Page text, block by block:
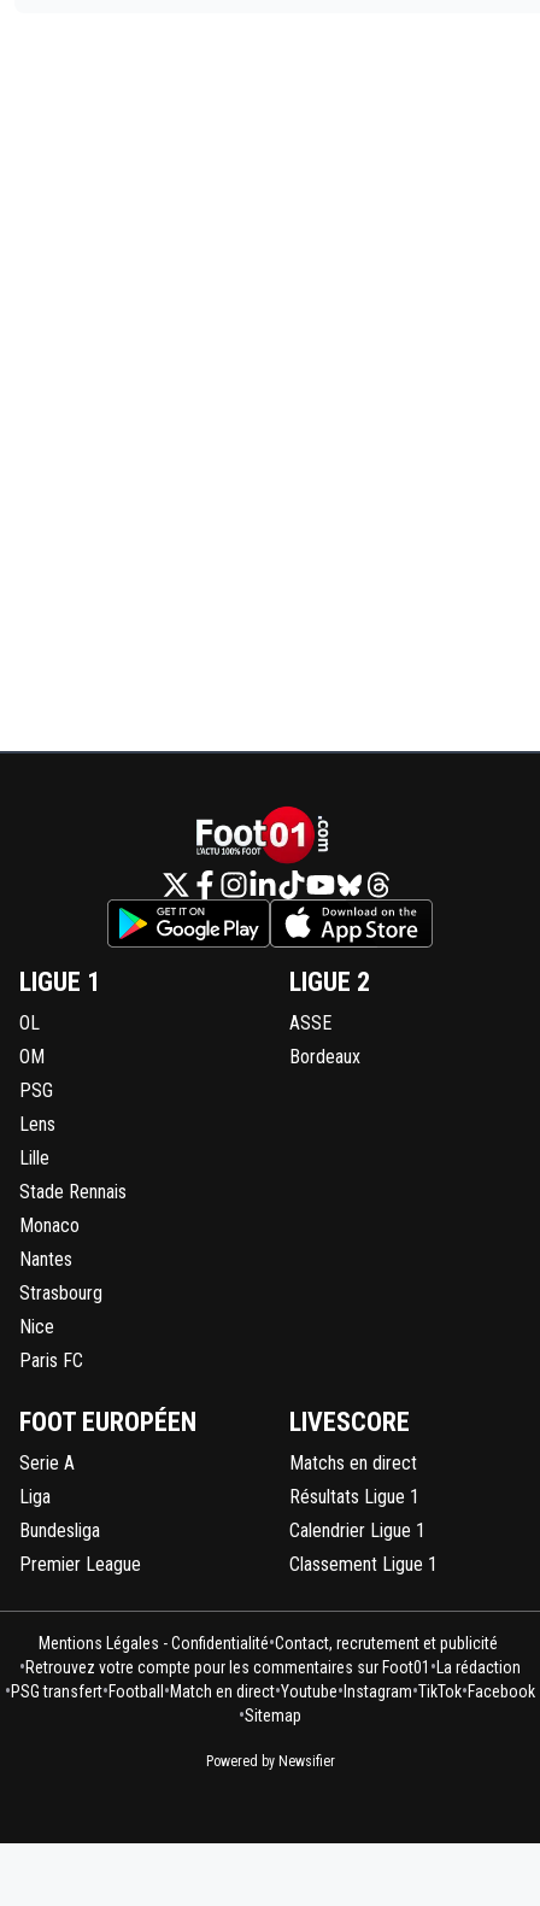
LIGUE 1
OL
OM
PSG
Lens
Lille
Stade Rennais
Monaco
Nantes
Strasbourg
Nice
Paris FC
LIGUE 2
ASSE
Bordeaux
FOOT EUROPÉEN
Serie A
Liga
Bundesliga
Premier League
LIVESCORE
Matchs en direct
Résultats Ligue 1
Calendrier Ligue 1
Classement Ligue 1
Mentions Légales - Confidentialité•Contact, recrutement et publicité
•Retrouvez votre compte pour les commentaires sur Foot01 • La rédaction
•PSG transfert•Football •Match en direct•Youtube• Instagram•TikTok•Facebook
•Sitemap
Powered by Newsifier